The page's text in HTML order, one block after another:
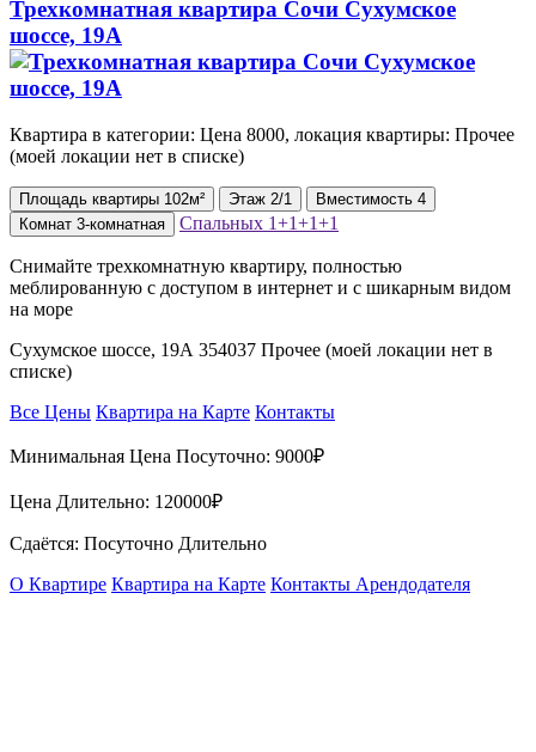
Трехкомнатная квартира Сочи Сухумское
шоссе, 19А
Квартира в категории: Цена 8000, локация квартиры: Прочее
(моей локации нет в списке)
Площадь квартиры 102м² Этаж 2/1 Вместимость 4
Комнат 3-комнатная Спальных 1+1+1+1
Снимайте трехкомнатную квартиру, полностью
меблированную с доступом в интернет и с шикарным видом
на море
Сухумское шоссе, 19А 354037 Прочее (моей локации нет в
списке)
Все Цены Квартира на Карте Контакты
Минимальная Цена Посуточно: 9000₽
Цена Длительно: 120000₽
Сдаётся: Посуточно Длительно
О Квартире Квартира на Карте Контакты Арендодателя